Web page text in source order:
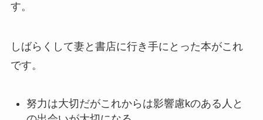
す。
しばらくして妻と書店に行き手にとった本がこれ
です。
努力は大切だがこれからは影響慮kのある人と